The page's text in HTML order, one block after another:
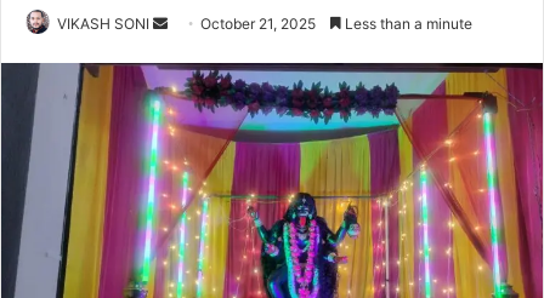
VIKASH SONI
Send
email
October 21, 2025 Less than a minute